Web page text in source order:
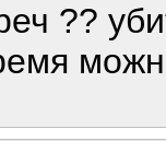
??